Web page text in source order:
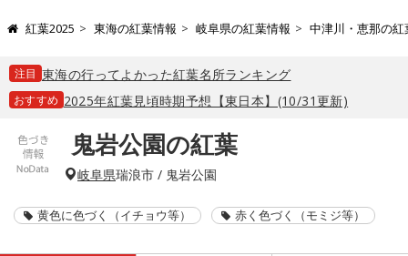
紅葉2025 東海の紅葉情報 岐阜県の紅葉情報 中津川・恵那の紅
注目 東海の行ってよかった紅葉名所ランキング
おすすめ 2025年紅葉見頃時期予想【東日本】(10/31更新)
鬼岩公園の紅葉
岐阜県瑞浪市 / 鬼岩公園
黄色に色づく（イチョウ等） 赤く色づく（モミジ等）